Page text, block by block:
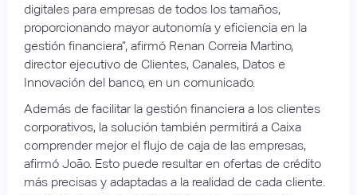
digitales para empresas de todos los tamaños,
proporcionando mayor autonomía y eficiencia en la
gestión financiera”, afirmó Renan Correia Martino,
director ejecutivo de Clientes, Canales, Datos e
Innovación del banco, en un comunicado.
Además de facilitar la gestión financiera a los clientes
corporativos, la solución también permitirá a Caixa
comprender mejor el flujo de caja de las empresas,
afirmó João. Esto puede resultar en ofertas de crédito
más precisas y adaptadas a la realidad de cada cliente.